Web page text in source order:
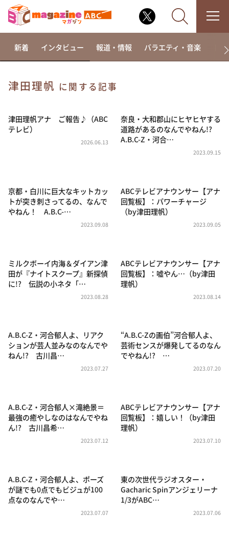
相席食堂
これ余談なんですけど・・・
～人生密着トークバラエティ！～ やすとものいたっ
news おかえり
河合＆A.B.C-Z塚田×福井アナ「なんでやねん！？」
（news おかえり）
朝だ！生です旅サラダ
教えて！ニュースライブ 正義のミカタ
ポツンと一軒家
ザキ山小屋本館
新着 インタビュー 報道・情報 バラエティ・音楽 ド
津田理帆 に関する記事
津田理帆アナ ご報告♪（ABC
テレビ）
2026.06.13
奈良・大和郡山にヒヤヒヤする
道路があるのなんでやねん!?
A.B.C-Z・河合…
2023.09.15
京都・白川に巨大なキットカッ
トが突き刺さってるの、なんで
やねん！ A.B.C-…
2023.09.08
ABCテレビアナウンサー【アナ
回覧板】：パワーチャージ
（by津田理帆）
2023.09.05
ミルクボーイ内海＆ダイアン津
田が『ナイトスクープ』新探偵
に!? 伝説の小ネタ「…
2023.08.28
ABCテレビアナウンサー【アナ
回覧板】：嘘やん…（by津田
理帆）
2023.08.14
A.B.C-Z・河合郁人よ、リアク
ションが芸人並みなのなんでや
ねん!? 古川昌…
2023.07.27
“A.B.C-Zの画伯”河合郁人よ、
芸術センスが爆発してるのなん
でやねん!? …
2023.07.20
A.B.C-Z・河合郁人×滝絶景＝
最強の癒やしなのはなんでやね
ん!? 古川昌希…
2023.07.12
ABCテレビアナウンサー【アナ
回覧板】：嬉しい！（by津田
理帆）
2023.07.10
A.B.C-Z・河合郁人よ、ポーズ
が謎でも0点でもビジュが100
点なのなんでや…
2023.07.07
東の次世代ラジオスター・
Gacharic Spinアンジェリーナ
1/3がABC…
2023.07.06